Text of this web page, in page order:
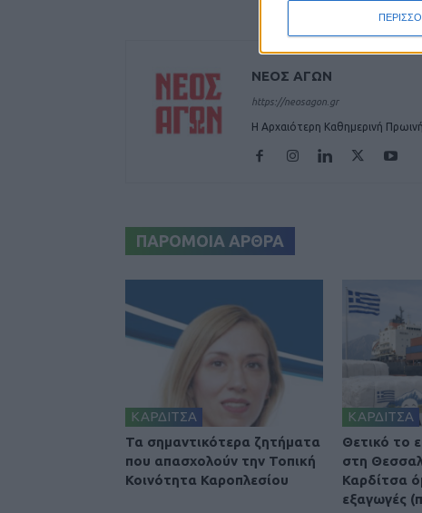
ΝΕΟΣ ΑΓΩΝ
https://neosagon.gr
Η Αρχαιότερη Καθημερινή
ΠΑΡΟΜΟΙΑ ΑΡΘΡΑ
ΚΑΡΔΙΤΣΑ
Τα σημαντικότερα ζητήματα
που απασχολούν την Τοπική
Κοινότητα Καροπλεσίου
ΚΑΡΔΙΤΣΑ
Θετικό το
στη
Καρδίτσα
εξαγωγές